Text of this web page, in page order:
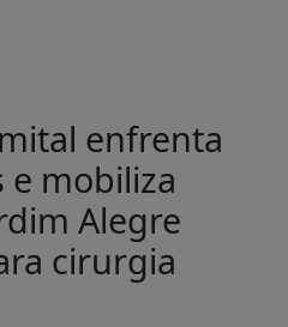
enfrenta
e mobiliza
Alegre
cirurgia